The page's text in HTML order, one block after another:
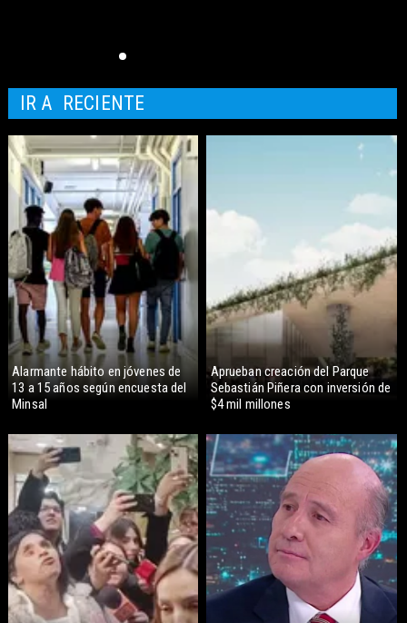
Alarmante hábito en jóvenes de
13 a 15 años según encuesta del
Minsal
Aprueban creación del Parque
Sebastián Piñera con inversión de
$4 mil millones
IR A RECIENTE